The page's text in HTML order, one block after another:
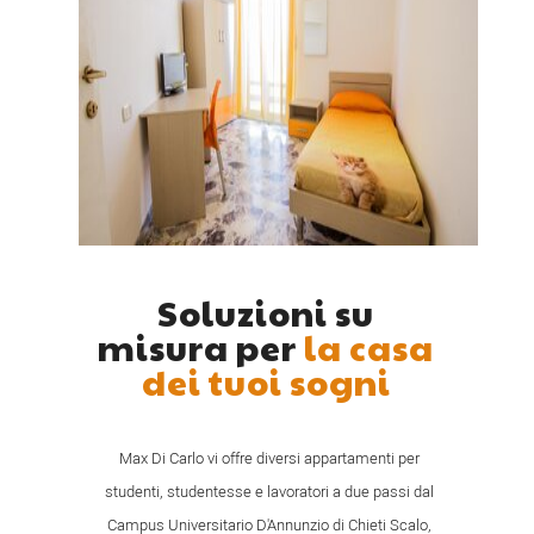
Soluzioni su
misura per la casa
dei tuoi sogni
Max Di Carlo vi offre diversi appartamenti per
studenti, studentesse e lavoratori a due passi dal
Campus Universitario D'Annunzio di Chieti Scalo,